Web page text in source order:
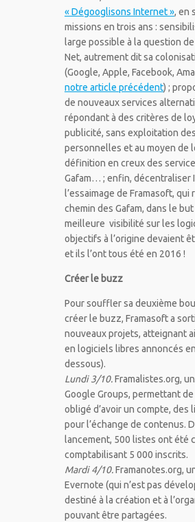
« Dégooglisons Internet », en
missions en trois ans :
large possible à la question
Net, autrement dit sa
(Google, Apple, Facebook,
notre article précédent) ;
de nouveaux services
répondant à des critères de
publicité, sans exploitation
personnelles et au moyen de
définition en creux des
Gafam… ; enfin, décentraliser
l’essaimage de Framasoft,
chemin des Gafam, dans le
meilleure visibilité sur les
objectifs à l’origine devaient
et ils l’ont tous été en 2016 !
Créer le buzz
Pour souffler sa deuxième
créer le buzz, Framasoft a
nouveaux projets, atteignant
en logiciels libres annoncés
dessous).
Lundi 3/10.Framalistes.org,
Google Groups, permettant
obligé d’avoir un compte, des
pour l’échange de contenus.
lancement, 500 listes ont été
comptabilisant 5 000 inscrits.
Mardi 4/10.Framanotes.org,
Evernote (qui n’est pas
destiné à la création et à
pouvant être partagées.